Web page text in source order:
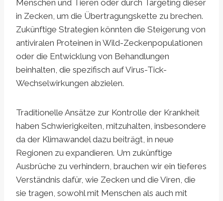
Menschen und Tieren oder durch Targeting dieser
in Zecken, um die Übertragungskette zu brechen.
Zukünftige Strategien könnten die Steigerung von
antiviralen Proteinen in Wild-Zeckenpopulationen
oder die Entwicklung von Behandlungen
beinhalten, die spezifisch auf Virus-Tick-
Wechselwirkungen abzielen.
Traditionelle Ansätze zur Kontrolle der Krankheit
haben Schwierigkeiten, mitzuhalten, insbesondere
da der Klimawandel dazu beiträgt, in neue
Regionen zu expandieren. Um zukünftige
Ausbrüche zu verhindern, brauchen wir ein tieferes
Verständnis dafür, wie Zecken und die Viren, die
sie tragen, sowohl mit Menschen als auch mit